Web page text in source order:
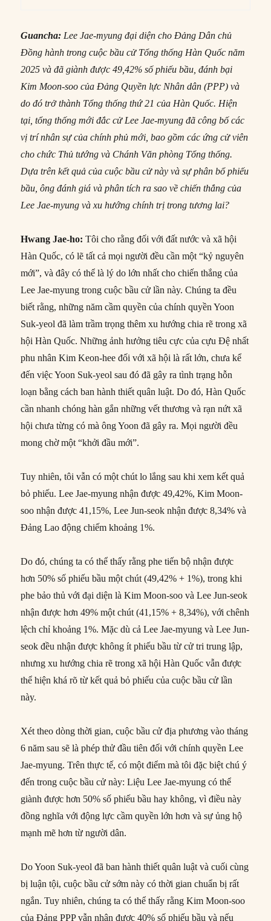
Guancha: Lee Jae-myung đại diện cho Đảng Dân chủ
Đồng hành trong cuộc bầu cử Tổng thống Hàn Quốc năm
2025 và đã giành được 49,42% số phiếu bầu, đánh bại
Kim Moon-soo của Đảng Quyền lực Nhân dân (PPP) và
do đó trở thành Tổng thống thứ 21 của Hàn Quốc. Hiện
tại, tổng thống mới đắc cử Lee Jae-myung đã công bố các
vị trí nhân sự của chính phủ mới, bao gồm các ứng cử viên
cho chức Thủ tướng và Chánh Văn phòng Tổng thống.
Dựa trên kết quả của cuộc bầu cử này và sự phân bổ phiếu
bầu, ông đánh giá và phân tích ra sao về chiến thắng của
Lee Jae-myung và xu hướng chính trị trong tương lai?
Hwang Jae-ho:Tôi cho rằng đối với đất nước và xã hội
Hàn Quốc, có lẽ tất cả mọi người đều cần một “kỷ nguyên
mới”, và đây có thể là lý do lớn nhất cho chiến thắng của
Lee Jae-myung trong cuộc bầu cử lần này. Chúng ta đều
biết rằng, những năm cầm quyền của chính quyền Yoon
Suk-yeol đã làm trầm trọng thêm xu hướng chia rẽ trong xã
hội Hàn Quốc. Những ảnh hưởng tiêu cực của cựu Đệ nhất
phu nhân Kim Keon-hee đối với xã hội là rất lớn, chưa kể
đến việc Yoon Suk-yeol sau đó đã gây ra tình trạng hỗn
loạn bằng cách ban hành thiết quân luật. Do đó, Hàn Quốc
cần nhanh chóng hàn gắn những vết thương và rạn nứt xã
hội chưa từng có mà ông Yoon đã gây ra. Mọi người đều
mong chờ một “khởi đầu mới”.
Tuy nhiên, tôi vẫn có một chút lo lắng sau khi xem kết quả
bỏ phiếu. Lee Jae-myung nhận được 49,42%, Kim Moon-
soo nhận được 41,15%, Lee Jun-seok nhận được 8,34% và
Đảng Lao động chiếm khoảng 1%.
Do đó, chúng ta có thể thấy rằng phe tiến bộ nhận được
hơn 50% số phiếu bầu một chút (49,42% + 1%), trong khi
phe bảo thủ với đại diện là Kim Moon-soo và Lee Jun-seok
nhận được hơn 49% một chút (41,15% + 8,34%), với chênh
lệch chỉ khoảng 1%. Mặc dù cả Lee Jae-myung và Lee Jun-
seok đều nhận được không ít phiếu bầu từ cử tri trung lập,
nhưng xu hướng chia rẽ trong xã hội Hàn Quốc vẫn được
thể hiện khá rõ từ kết quả bỏ phiếu của cuộc bầu cử lần
này.
Xét theo dòng thời gian, cuộc bầu cử địa phương vào tháng
6 năm sau sẽ là phép thử đầu tiên đối với chính quyền Lee
Jae-myung. Trên thực tế, có một điểm mà tôi đặc biệt chú ý
đến trong cuộc bầu cử này: Liệu Lee Jae-myung có thể
giành được hơn 50% số phiếu bầu hay không, vì điều này
đồng nghĩa với động lực cầm quyền lớn hơn và sự ủng hộ
mạnh mẽ hơn từ người dân.
Do Yoon Suk-yeol đã ban hành thiết quân luật và cuối cùng
bị luận tội, cuộc bầu cử sớm này có thời gian chuẩn bị rất
ngắn. Tuy nhiên, chúng ta có thể thấy rằng Kim Moon-soo
của Đảng PPP vẫn nhận được 40% số phiếu bầu và nếu